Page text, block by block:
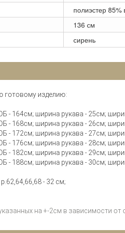
полиэстер 85%
136 см
сирень
готовому изделию:
- 164см; ширина рукава - 25см;
- 168см; ширина рукава - 26см;
- 172см; ширина рукава - 27см;
- 176см; ширина рукава - 28см;
- 182см; ширина рукава - 29см;
- 188см; ширина рукава - 30см;
- 32 см;
на +-2см в зависимости от